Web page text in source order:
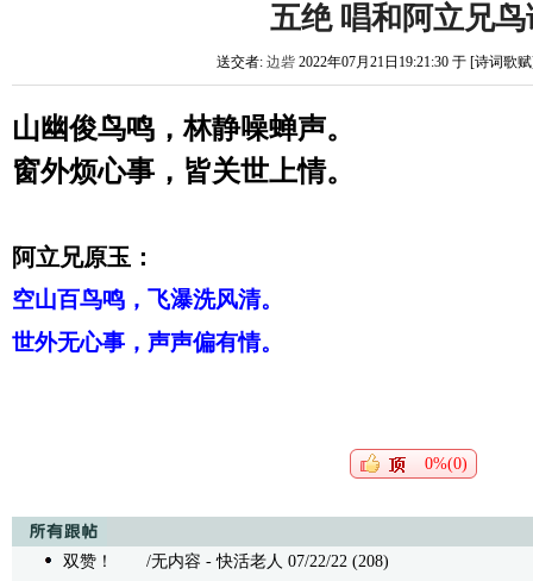
五绝 唱和阿立兄鸟
送交者: 边砦2022年07月21日19:21:30 于 [诗词歌
山幽俊鸟鸣，林静噪蝉声。
窗外烦心事，皆关世上情。
阿立兄原玉：
空山百鸟鸣，飞瀑洗风清。
世外无心事，声声偏有情。
0%(0)
双赞！
/无内容 - 快活老人 07/22/22 (208)